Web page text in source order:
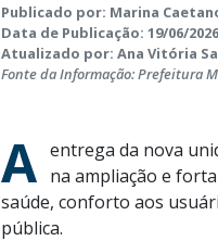
Publicado por: Marina
Data de Publicação: 19/06/
Atualizado por: Ana Vitória
Fonte da Informação: Prefeitura
A entrega da nova
na ampliação e
saúde, conforto aos
pública.